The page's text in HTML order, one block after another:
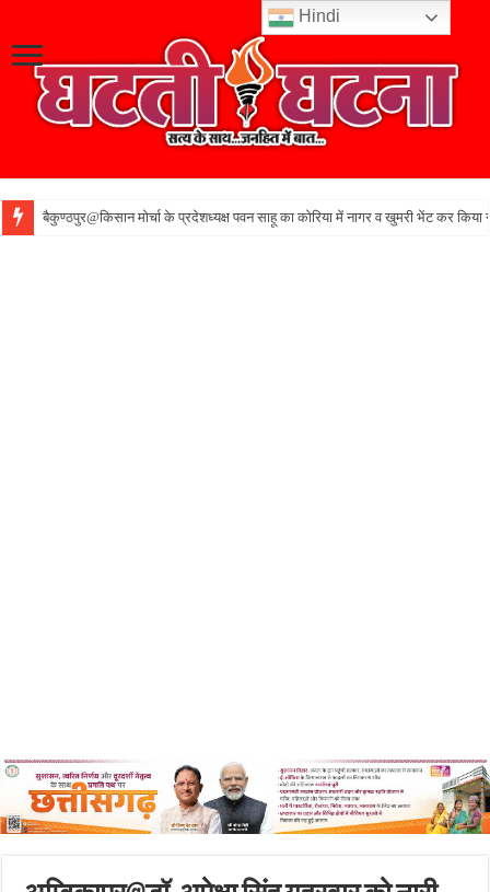
बैकुण्ठपुर@किसान मोर्चा के प्रदेशध्यक्ष पवन साहू का कोरिया में नागर व खुमरी भेंट कर किया
Hindi